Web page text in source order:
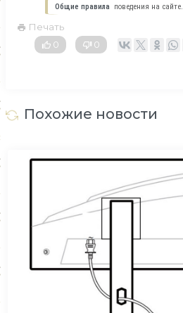
Общие правила поведения на сайте.
Печать
0
0
Похожие новости